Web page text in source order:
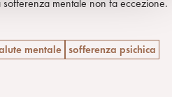
mentale non fa eccezione.
mentale sofferenza psichica